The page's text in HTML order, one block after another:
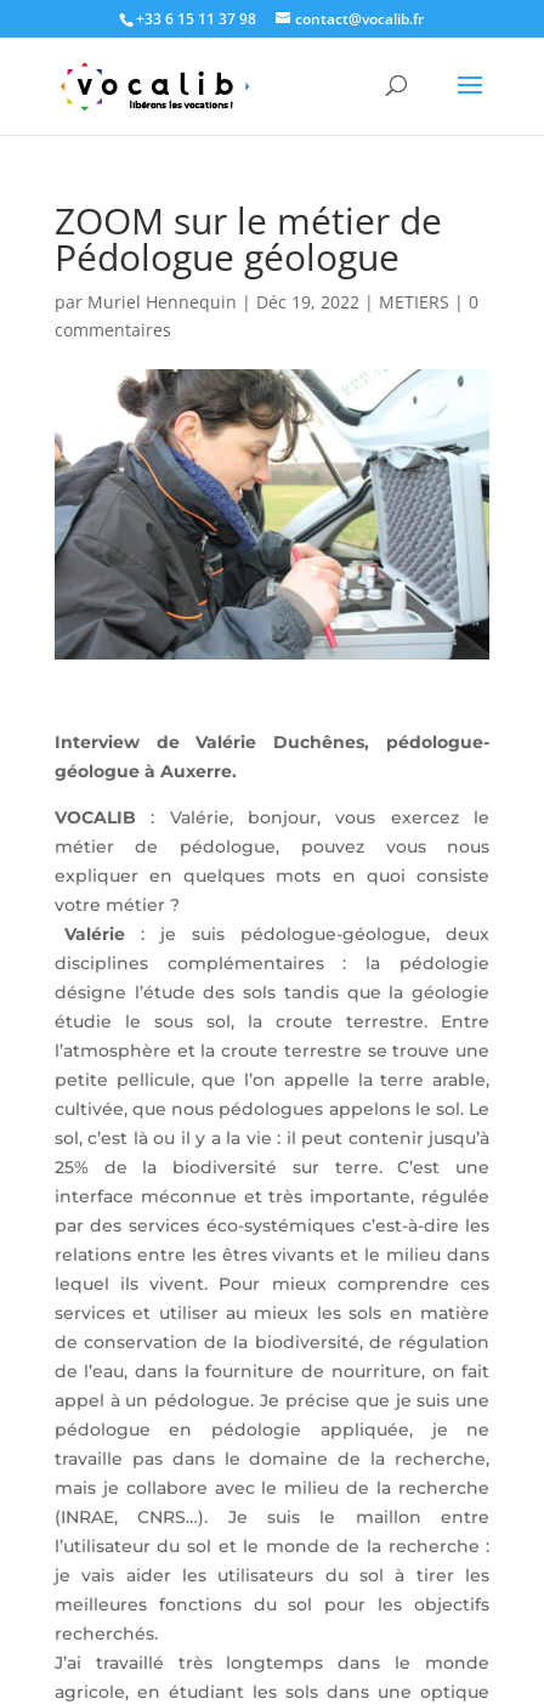
+33 6 15 11 37 98 contact@vocalib.fr
ZOOM sur le métier de
Pédologue géologue
par Muriel Hennequin | Déc 19, 2022| METIERS | 0
commentaires
Interview de Valérie Duchênes, pédologue-
géologue à Auxerre.
VOCALIB : Valérie, bonjour, vous exercez le
métier de pédologue, pouvez vous nous
expliquer en quelques mots en quoi consiste
votre métier ?
Valérie: je suis pédologue-géologue, deux
disciplines complémentaires : la pédologie
désigne l’étude des sols tandis que la géologie
étudie le sous sol, la croute terrestre. Entre
l’atmosphère et la croute terrestre se trouve une
petite pellicule, que l’on appelle la terre arable,
cultivée, que nous pédologues appelons le sol. Le
sol, c’est là ou il y a la vie : il peut contenir jusqu’à
25% de la biodiversité sur terre. C’est une
interface méconnue et très importante, régulée
par des services éco-systémiques c’est-à-dire les
relations entre les êtres vivants et le milieu dans
lequel ils vivent. Pour mieux comprendre ces
services et utiliser au mieux les sols en matière
de conservation de la biodiversité, de régulation
de l’eau, dans la fourniture de nourriture, on fait
appel à un pédologue. Je précise que je suis une
pédologue en pédologie appliquée, je ne
travaille pas dans le domaine de la recherche,
mais je collabore avec le milieu de la recherche
(INRAE, CNRS…). Je suis le maillon entre
l’utilisateur du sol et le monde de la recherche :
je vais aider les utilisateurs du sol à tirer les
meilleures fonctions du sol pour les objectifs
recherchés.
J’ai travaillé très longtemps dans le monde
agricole, en étudiant les sols dans une optique